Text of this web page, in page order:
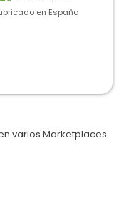
en España
varios Marketplaces